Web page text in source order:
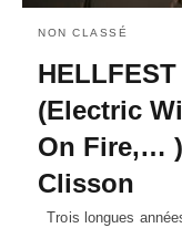
NON CLASSÉ
(Electric
On Fire,… )
Clisson
Trois longues